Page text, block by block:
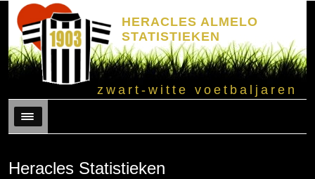
HERACLES ALMELO
STATISTIEKEN
zwart-witte voetbaljaren
Menu
Heracles Statistieken